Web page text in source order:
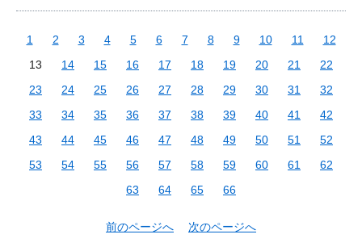
1 2 3 4 5 6 7 8 9 10 11
12
13
14 15 16 17 18 19 20 21
22
23
24 25 26 27 28 29 30 31
32
33
34 35 36 37 38 39 40 41
42
43
44 45 46 47 48 49 50 51
52
53
54 55 56 57 58 59 60 61
62
63
64 65 66
前のページへ 次のページへ